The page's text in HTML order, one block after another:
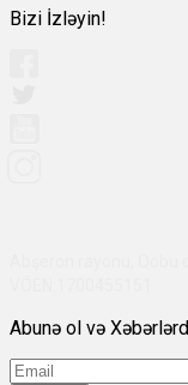
Bizi İzləyin!
Abunə ol və